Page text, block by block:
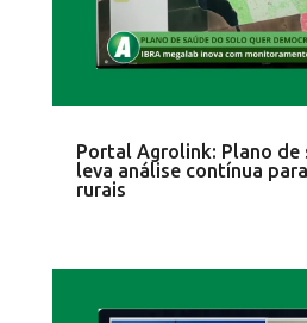
Portal Agrolink: Plano de
leva análise contínua
rurais